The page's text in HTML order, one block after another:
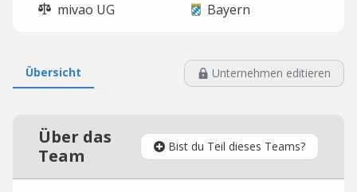
mivao UG Bayern
Übersicht Unternehmen editieren
Über das
Team
Bist du Teil dieses Teams?